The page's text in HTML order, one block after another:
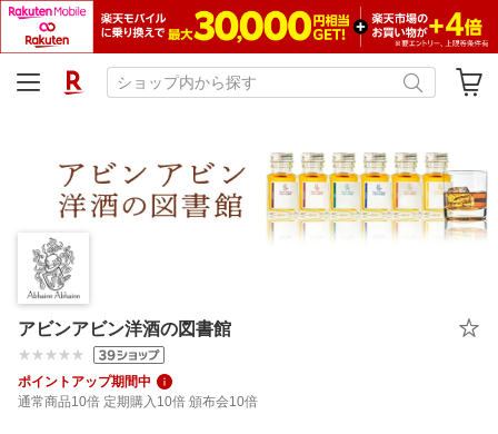
アビンアビン洋酒の図書館
ポイントアップ期間中
通常商品10倍 定期購入10倍 頒布会10倍